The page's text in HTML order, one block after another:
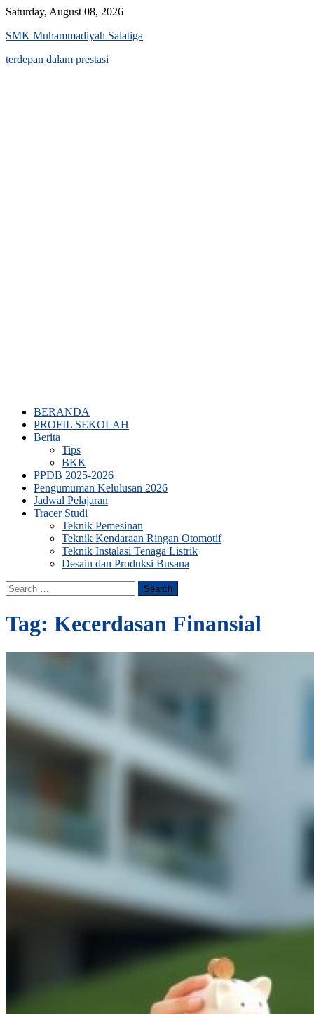
Skip
content
Saturday, August 08, 2026
SMK Muhammadiyah Salatiga
terdepan dalam prestasi
BERANDA
PROFIL SEKOLAH
Berita
Tips
BKK
PPDB 2025-2026
Pengumuman Kelulusan 2026
Jadwal Pelajaran
Tracer Studi
Teknik Pemesinan
Teknik Kendaraan Ringan Otomotif
Teknik Instalasi Tenaga Listrik
Desain dan Produksi Busana
Search
for:
Tag: Kecerdasan Finansial